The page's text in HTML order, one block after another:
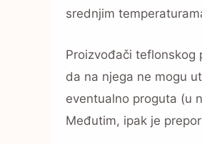
srednjim
Proizvođači teflonskog
da na njega ne mogu
eventualno proguta (u
Međutim, ipak je